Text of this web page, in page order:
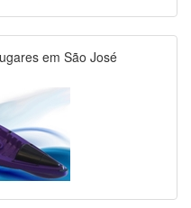
em São José